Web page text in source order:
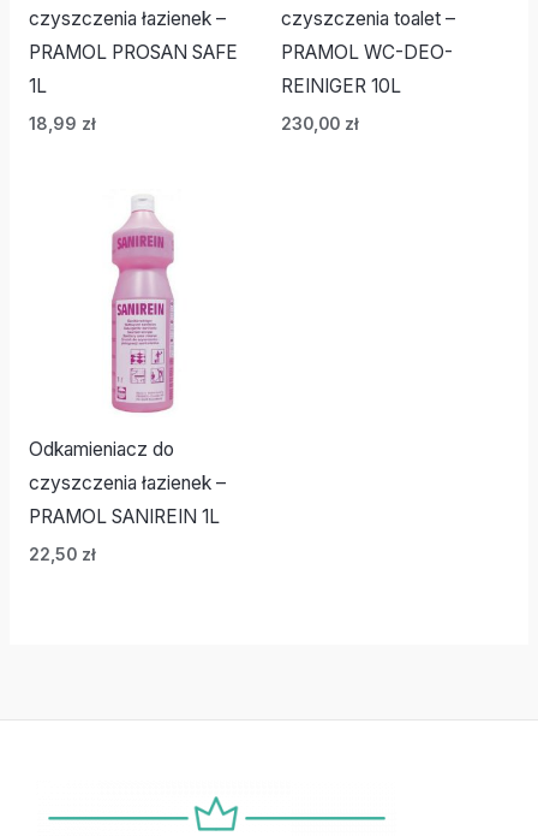
czyszczenia łazienek –
PRAMOL PROSAN SAFE
1L
18,99 zł
czyszczenia toalet –
PRAMOL WC-DEO-
REINIGER 10L
230,00 zł
Odkamieniacz do
czyszczenia łazienek –
PRAMOL SANIREIN 1L
22,50 zł